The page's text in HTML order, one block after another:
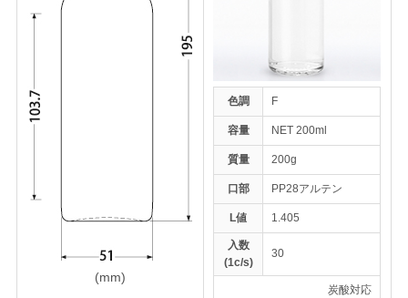
お知らせ
お問い合わせ
ENGLISH
(mm)
色調 F
容量 NET 200ml
質量 200g
口部 PP28アルテン
L値 1.405
入数
(1c/s)
30
炭酸対応